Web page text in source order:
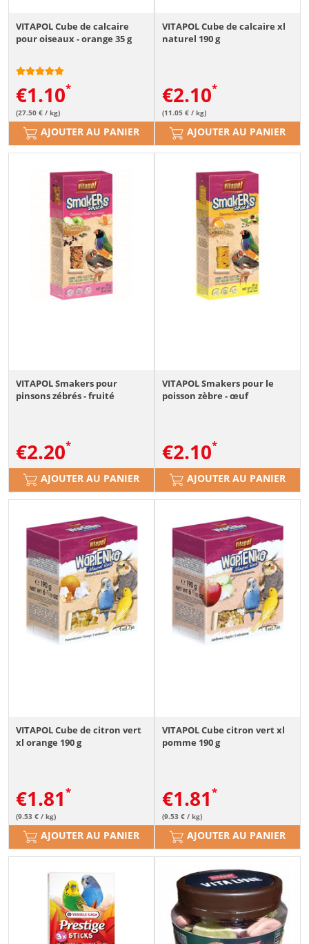
VITAPOL Cube de calcaire
pour oiseaux - orange 35 g
€1.10
(27.50 € / kg)
AJOUTER AU PANIER
VITAPOL Cube de calcaire xl
naturel 190 g
€2.10
(11.05 € / kg)
AJOUTER AU PANIER
VITAPOL Smakers pour
pinsons zébrés - fruité
€2.20
AJOUTER AU PANIER
VITAPOL Smakers pour le
poisson zèbre - œuf
€2.10
AJOUTER AU PANIER
VITAPOL Cube de citron vert
xl orange 190 g
€1.81
(9.53 € / kg)
AJOUTER AU PANIER
VITAPOL Cube citron vert xl
pomme 190 g
€1.81
(9.53 € / kg)
AJOUTER AU PANIER